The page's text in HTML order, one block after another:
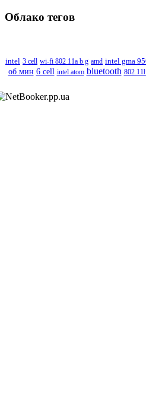
Облако тегов
intel 3 cell wi-fi 802 11a b g amd intel gma
об мин 6 cell intel atom bluetooth 802